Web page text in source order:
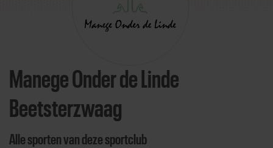
Manege Onder de Linde
Beetsterzwaag
Alle sporten van deze sportclub